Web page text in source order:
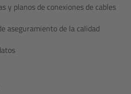
y planos de conexiones de cables
aseguramiento de la calidad